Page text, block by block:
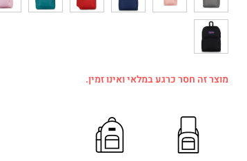
מוצר זה חסר כרגע במלאי ואינו זמין.